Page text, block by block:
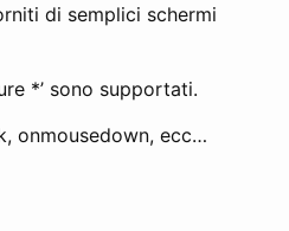
di semplici schermi
*’ sono supportati.
onmousedown, ecc…